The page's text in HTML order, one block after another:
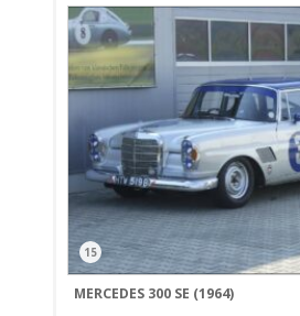
15
MERCEDES 300 SE (1964)